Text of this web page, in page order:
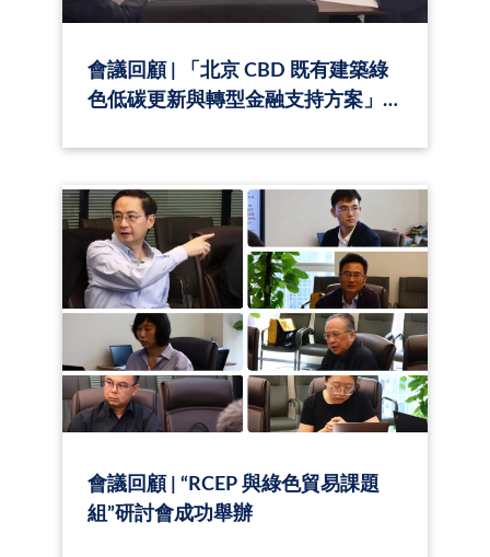
會議回顧 | 「北京 CBD 既有建築綠
色低碳更新與轉型金融支持方案」
會議回顧 | “RCEP 與綠色貿易課題
組”研討會成功舉辦